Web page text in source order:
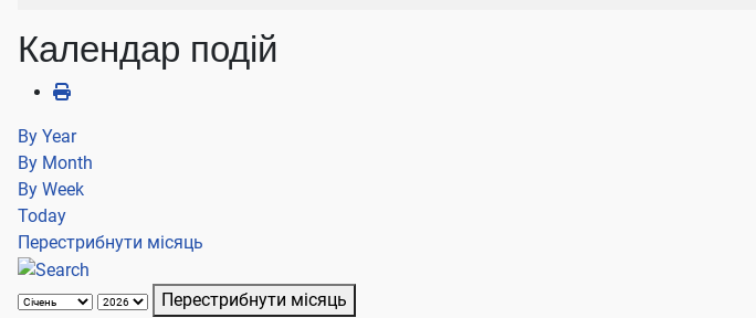
Календар подій
By Year
By Month
By Week
Today
Перестрибнути місяць
Перестрибнути місяць